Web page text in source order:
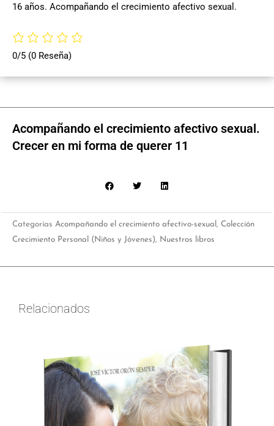
mi
de
querer
16 años. Acompañando el crecimiento afectivo sexual.
0/5 (0 Reseña)
Acompañando el crecimiento afectivo sexual.
Crecer en mi forma de querer 11
Categorías Acompañando el crecimiento afectivo-sexual , Colección
Crecimiento Personal (Niños y Jóvenes), Nuestros libros
Relacionados